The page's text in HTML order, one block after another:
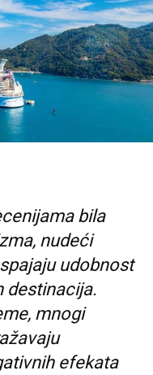
bila
nudeći
udobnost
destinacija.
mnogi
efekata